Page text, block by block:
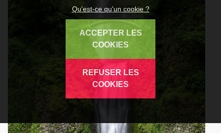
Qu'est-ce qu'un cookie ?
ACCEPTER LES
COOKIES
REFUSER LES
COOKIES